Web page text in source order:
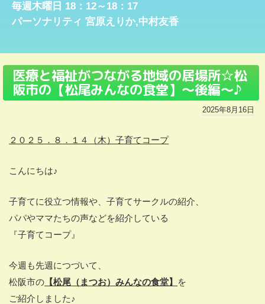
毎週木曜日 18：12～18：17
パーソナリティ 宮原えりか,中村友香
医療と福祉がつながる地域の居場所☆松
阪市の【松尾みんなの食堂】～後編～♪
2025年8月16日
２０２５．８ ．１４ （木）子育てコープ
こんにちは♪
子育てに役立つ情報や、子育てサークルの紹介、
パパやママたちの声などを紹介している
『子育てコープ』
今週も先週につづいて、
松阪市の 【松尾 （まつお）みんなの食堂】
を
ご紹介しました♪